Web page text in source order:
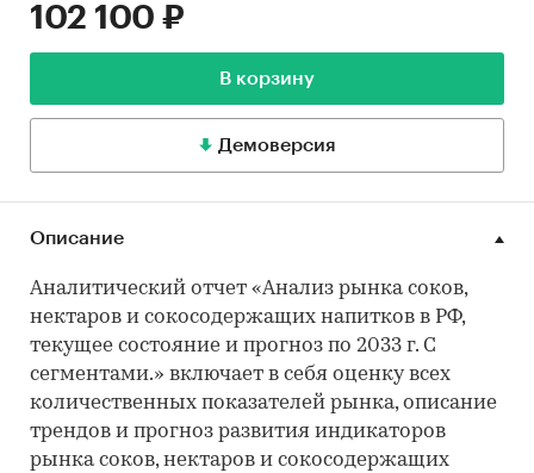
102 100 ₽
В корзину
Демоверсия
Описание
Аналитический отчет «Анализ рынка соков,
нектаров и сокосодержащих напитков в РФ,
текущее состояние и прогноз по 2033 г. С
сегментами.» включает в себя оценку всех
количественных показателей рынка, описание
трендов и прогноз развития индикаторов
рынка соков, нектаров и сокосодержащих